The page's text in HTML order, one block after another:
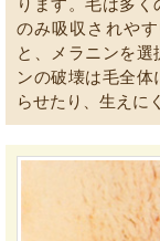
ります。毛は多
のみ吸収されや
と、メラニンを
ンの破壊は毛全
らせたり、生えに